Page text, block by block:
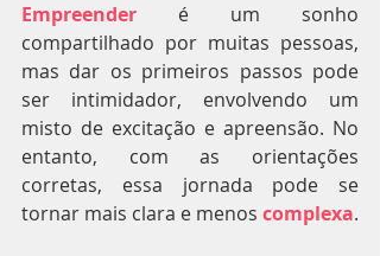
Empreender é um sonho
compartilhado por muitas pessoas,
mas dar os primeiros passos pode
ser intimidador, envolvendo um
misto de excitação e apreensão. No
entanto, com as orientações
corretas, essa jornada pode se
tornar mais clara e menos complexa.